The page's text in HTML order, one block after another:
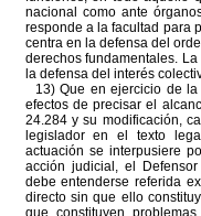
nacional como ante
responde a la facultad para
centra en la defensa del
derechos fundamentales.
la defensa del interés
13) Que en ejercicio de la
efectos de precisar el
24.284 y su modificación,
legislador en el texto
actuación se interpusiere
acción judicial, el
debe entenderse referida
directo sin que ello
que constituyen